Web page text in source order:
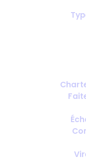
Combien
il prévoir